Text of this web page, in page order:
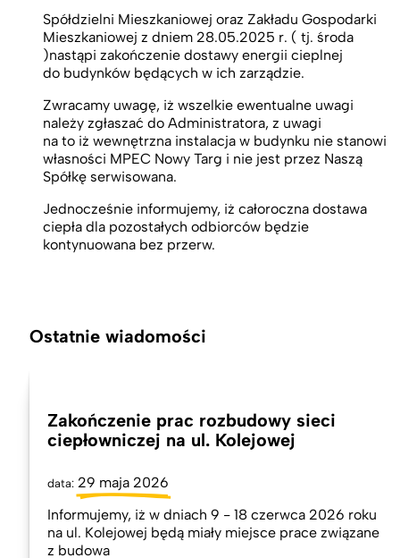
Spółdzielni Mieszkaniowej oraz Zakładu Gospodarki
Mieszkaniowej z dniem 28.05.2025 r. ( tj. środa
)nastąpi zakończenie dostawy energii cieplnej
do budynków będących w ich zarządzie.
Zwracamy uwagę, iż wszelkie ewentualne uwagi
należy zgłaszać do Administratora, z uwagi
na to iż wewnętrzna instalacja w budynku nie stanowi
własności MPEC Nowy Targ i nie jest przez Naszą
Spółkę serwisowana.
Jednocześnie informujemy, iż całoroczna dostawa
ciepła dla pozostałych odbiorców będzie
kontynuowana bez przerw.
Ostatnie wiadomości
Zakończenie prac rozbudowy sieci
ciepłowniczej na ul. Kolejowej
data: 29 maja 2026
Informujemy, iż w dniach 9 - 18 czerwca 2026 roku
na ul. Kolejowej będą miały miejsce prace związane
z budowa